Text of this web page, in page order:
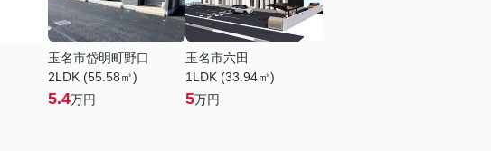
玉名市岱明町野口
2LDK (55.58㎡)
5.4万円
玉名市六田
1LDK (33.94㎡)
5万円